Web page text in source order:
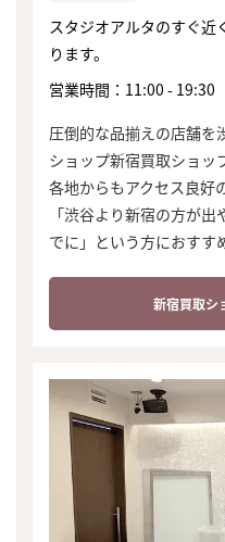
スタジオアルタのすぐ近
ります。
営業時間：11:00 - 19:30
圧倒的な品揃えの店舗を
ショップ新宿買取ショッ
各地からもアクセス良好
「渋谷より新宿の方が
でに」という方におすす
新宿買取シ